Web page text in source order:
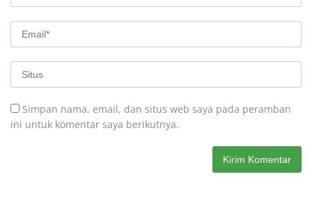
Simpan nama, email, dan situs web saya pada peramban
ini untuk komentar saya berikutnya.